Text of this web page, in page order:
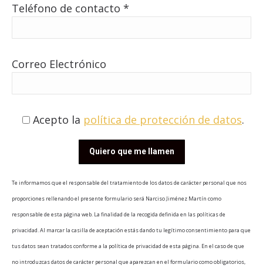
Teléfono de contacto *
Correo Electrónico
Acepto la política de protección de datos.
Te informamos que el responsable del tratamiento de los datos de carácter personal que nos
proporciones rellenando el presente formulario será Narciso Jiménez Martín como
responsable de esta página web. La finalidad de la recogida definida en las políticas de
privacidad. Al marcar la casilla de aceptación estás dando tu legítimo consentimiento para que
tus datos sean tratados conforme a la política de privacidad de esta página. En el caso de que
no introduzcas datos de carácter personal que aparezcan en el formulario como obligatorios,